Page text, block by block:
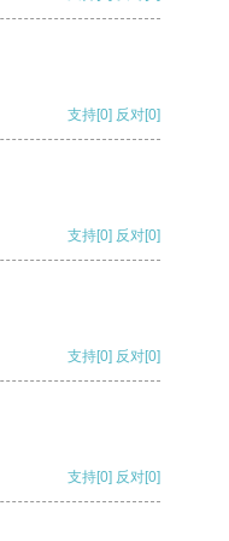
支持[0] 反对[0]
支持[0] 反对[0]
支持[0] 反对[0]
支持[0] 反对[0]